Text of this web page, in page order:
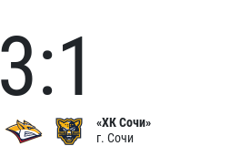
3:1
«ХК Сочи»
г. Сочи